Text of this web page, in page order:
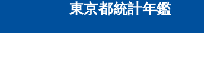
東京都統計年鑑